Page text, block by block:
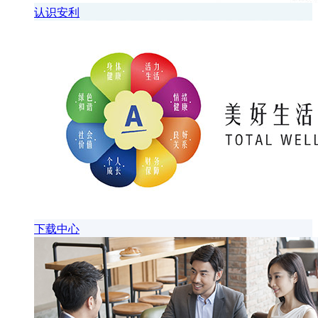
认识安利
下载中心